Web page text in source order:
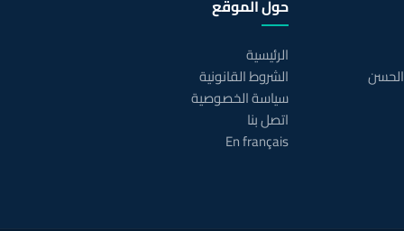
حول الموقع
الرئيسية
الشروط القانونية
سياسة الخصوصية
اتصل بنا
En français